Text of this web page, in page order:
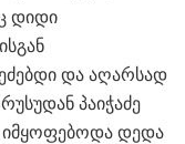
დიდი
და აღარსად
პაიჭაძე
იმყოფებოდა დედა